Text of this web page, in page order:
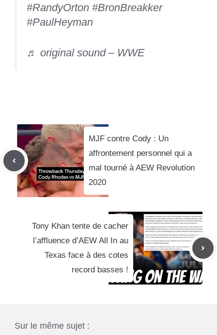
#RandyOrton #BronBreakker
#PaulHeyman
♬ original sound – WWE
MJF contre Cody : Un
affrontement personnel qui a
mal tourné à AEW Revolution
2020
Tony Khan tente de cacher
l’affluence d’AEW All In au
Texas face à des cotes
record basses !
Sur le même sujet :